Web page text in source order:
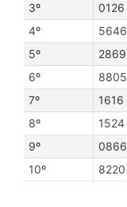
3º
0126
4º
5646
5º
2869
6º
8805
7º
1616
8º
1524
9º
0866
10º
8220